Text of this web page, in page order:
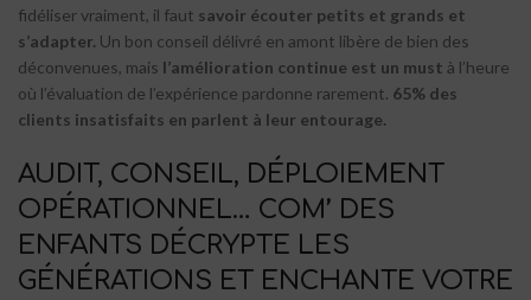
fidéliser vraiment, il faut savoir écouter petits et grands et
s’adapter. Un bon conseil délivré en amont libère de bien des
déconvenues, mais l’amélioration continue est un must à l’heure
où l’évaluation de l’expérience pardonne rarement. 65% des
clients insatisfaits en parlent à leur entourage.
AUDIT, CONSEIL, DÉPLOIEMENT
OPÉRATIONNEL… COM’ DES
ENFANTS DÉCRYPTE LES
GÉNÉRATIONS ET ENCHANTE VOTRE